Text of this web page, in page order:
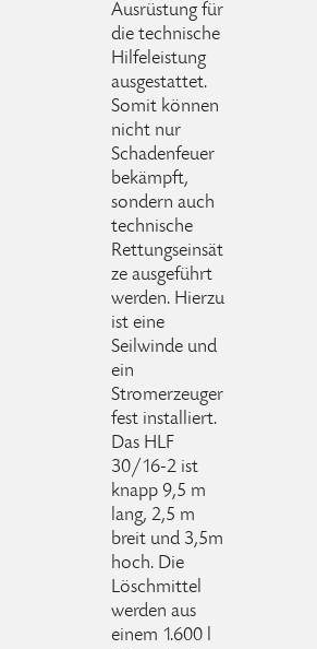
Ausrüstung für
die technische
Hilfeleistung
ausgestattet.
Somit können
nicht nur
Schadenfeuer
bekämpft,
sondern auch
technische
Rettungseinsät
ze ausgeführt
werden. Hierzu
ist eine
Seilwinde und
ein
Stromerzeuger
fest installiert.
Das HLF
30/16-2 ist
knapp 9,5 m
lang, 2,5 m
breit und 3,5m
hoch. Die
Löschmittel
werden aus
einem 1.600 l